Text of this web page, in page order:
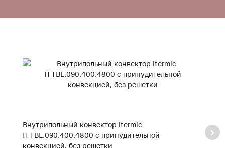
Внутрипольный конвектор itermic
ITTBL.090.400.4800 с принудительной
конвекцией, без решетки